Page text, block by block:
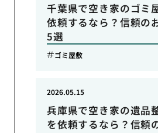
千葉県で空き家のゴミ
依頼するなら？信頼の
5選
ゴミ屋敷
兵庫県で空き家の遺品
を依頼するなら？信頼
2026.05.15